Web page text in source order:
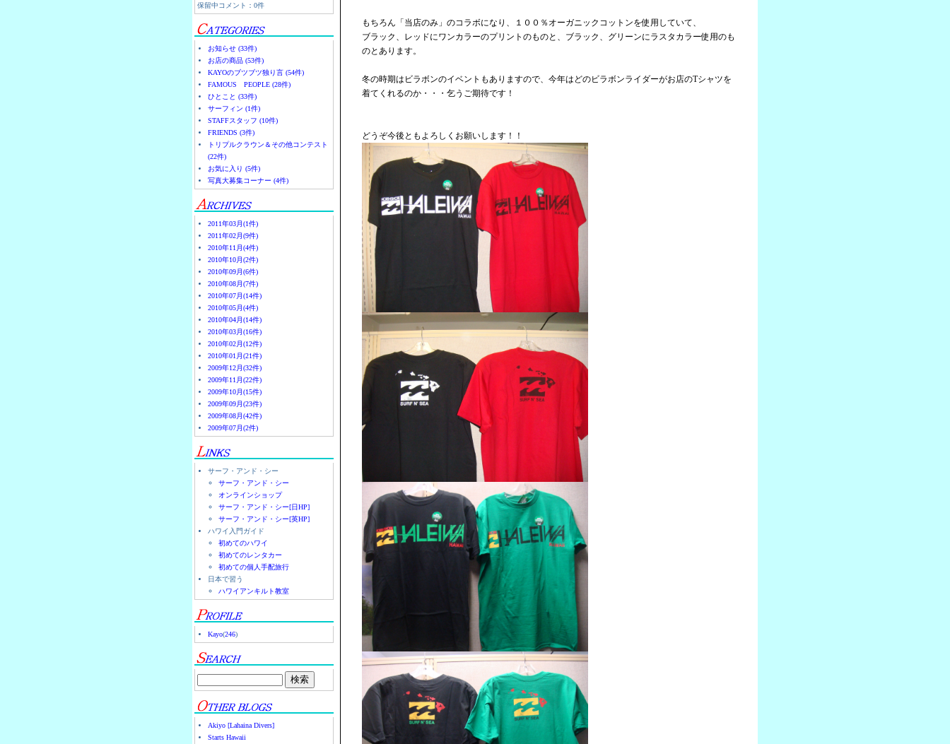
保留中コメント：0件
お知らせ (33件)
お店の商品 (53件)
KAYOのブツブツ独り言 (54件)
FAMOUS PEOPLE (28件)
ひとこと (33件)
サーフィン (1件)
STAFFスタッフ (10件)
FRIENDS (3件)
トリプルクラウン＆その他コンテスト
(22件)
お気に入り (5件)
写真大募集コーナー (4件)
2011年03月(1件)
2011年02月(9件)
2010年11月(4件)
2010年10月(2件)
2010年09月(6件)
2010年08月(7件)
2010年07月(14件)
2010年05月(4件)
2010年04月(14件)
2010年03月(16件)
2010年02月(12件)
2010年01月(21件)
2009年12月(32件)
2009年11月(22件)
2009年10月(15件)
2009年09月(23件)
2009年08月(42件)
2009年07月(2件)
サーフ・アンド・シー
サーフ・アンド・シー
オンラインショップ
サーフ・アンド・シー[日HP]
サーフ・アンド・シー[英HP]
ハワイ入門ガイド
初めてのハワイ
初めてのレンタカー
初めての個人手配旅行
日本で習う
ハワイアンキルト教室
Kayo(246)
Akiyo [Lahaina Divers]
Starts Hawaii
もちろん「当店のみ」のコラボになり、１００％オーガニックコットンを使用していて、
ブラック、レッドにワンカラーのプリントのものと、ブラック、グリーンにラスタカラー使用のも
のとあります。
冬の時期はビラボンのイベントもありますので、今年はどのビラボンライダーがお店のTシャツを
着てくれるのか・・・乞うご期待です！
どうぞ今後ともよろしくお願いします！！